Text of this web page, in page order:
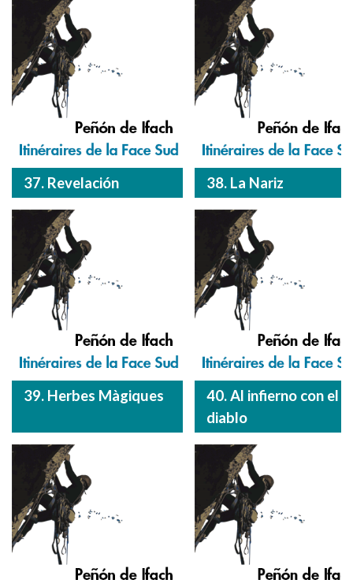
37. Revelación 38. La Nariz
39. Herbes Màgiques
40. Al infierno con el
diablo